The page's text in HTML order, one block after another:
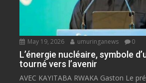
May 19, 2026 umuringanews 0
L’énergie nucléaire, symbole
tourné vers l’avenir
AVEC KAYITABA RWAKA Gaston Le